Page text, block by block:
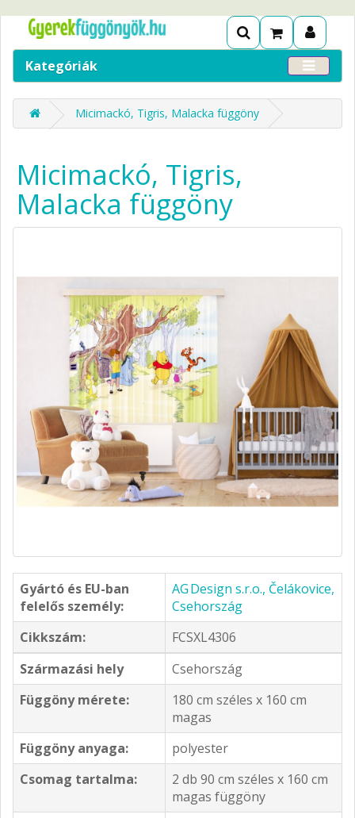
Kategóriák
Micimackó, Tigris, Malacka függöny
Micimackó, Tigris,
Malacka függöny
Gyártó és EU-ban
felelős személy:
AG Design s.r.o., Čelákovice,
Csehország
Cikkszám:
FCSXL4306
Származási hely
Csehország
Függöny mérete:
180 cm széles x 160 cm
magas
Függöny anyaga:
polyester
Csomag tartalma:
2 db 90 cm széles x 160 cm
magas függöny